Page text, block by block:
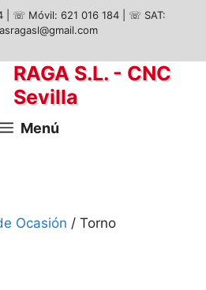
☏ Móvil: 621 016 184
☏ SAT:
RAGA S.L. - CNC
Sevilla
Menú
Ocasión / Torno